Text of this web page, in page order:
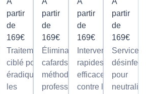
partir
de
169€
Traitement
ciblé pour
éradiquer
les
partir
de
169€
Élimination des
cafards avec des
méthodes
professionnelles,
partir
de
169€
Interventions
rapides et
efficaces
contre les
partir
de
169€
Services
pour